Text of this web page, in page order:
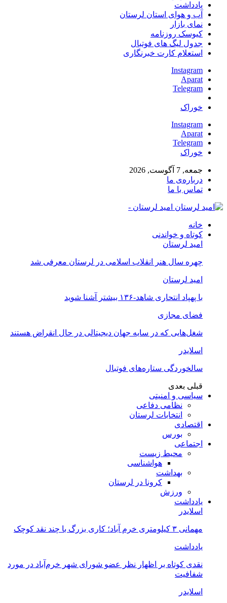
یادداشت
آب و هوای استان لرستان
نمای بازار
کیوسک روزنامه
جدول لیگ های فوتبال
استعلام کارت خبرنگاری
Instagram
Aparat
Telegram
خوراک
Instagram
Aparat
Telegram
خوراک
جمعه, 7 آگوست, 2026
درباره‌ی ما
تماس با ما
امید لرستان -
خانه
کوتاه و خواندنی
امید لرستان
چهره سال هنر انقلاب اسلامی در لرستان معرفی شد
امید لرستان
با پهپاد انتحاری شاهد-۱۳۶ بیشتر آشنا شوید
فضای مجازی
شغل‌‌هایی که در سایه جهان دیجیتالی در حال انقراض هستند
اسلایدر
سالخوردگی ستاره‌های فوتبال
قبلی بعدی
سیاسی و امنیتی
نظامی دفاعی
انتخابات لرستان
اقتصادی
بورس
اجتماعی
محیط زیست
هواشناسی
بهداشت
کرونا در لرستان
ورزش
یادداشت
اسلایدر
مهمانی ۳ کیلومتری خرم آباد؛ کاری بزرگ با چند نقد کوچک
یادداشت
نقدی کوتاه بر اظهار نظر عضو شورای شهر خرم‌آباد در مورد
شفافیت
اسلایدر